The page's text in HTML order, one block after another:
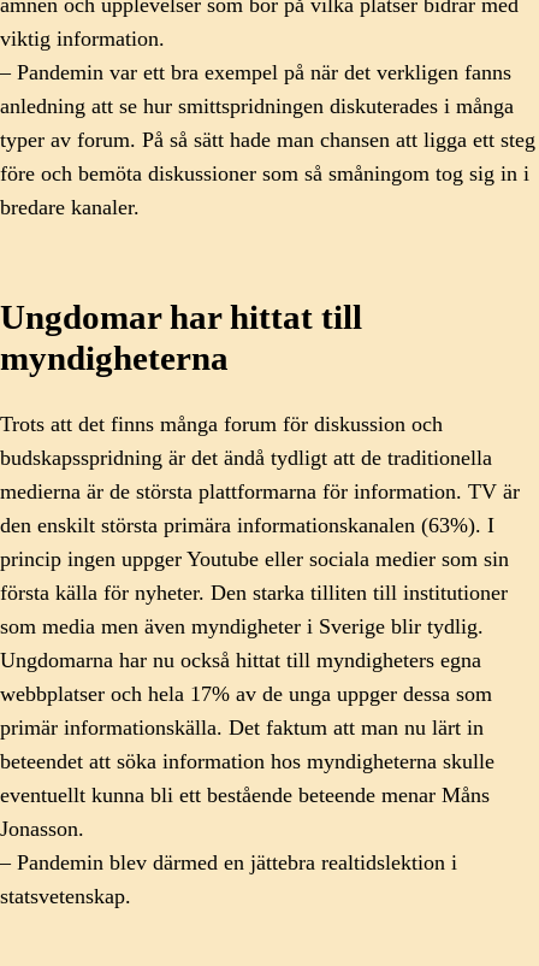
viktig information.
– Pandemin var ett bra exempel på när det verkligen fanns
anledning att se hur smittspridningen diskuterades i många
typer av forum. På så sätt hade man chansen att ligga ett steg
före och bemöta diskussioner som så småningom tog sig in i
bredare kanaler.
Ungdomar har hittat till
myndigheterna
Trots att det finns många forum för diskussion och
budskapsspridning är det ändå tydligt att de traditionella
medierna är de största plattformarna för information. TV är
den enskilt största primära informationskanalen (63%). I
princip ingen uppger Youtube eller sociala medier som sin
första källa för nyheter. Den starka tilliten till institutioner
som media men även myndigheter i Sverige blir tydlig.
Ungdomarna har nu också hittat till myndigheters egna
webbplatser och hela 17% av de unga uppger dessa som
primär informationskälla. Det faktum att man nu lärt in
beteendet att söka information hos myndigheterna skulle
eventuellt kunna bli ett bestående beteende menar Måns
Jonasson.
– Pandemin blev därmed en jättebra realtidslektion i
statsvetenskap.